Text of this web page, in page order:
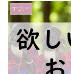
すごい!!